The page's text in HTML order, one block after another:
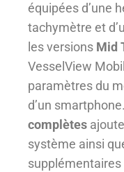
équipées d’une
tachymètre et
les versions Mid
VesselView
paramètres du
d’un smartphone.
complètes
système ainsi